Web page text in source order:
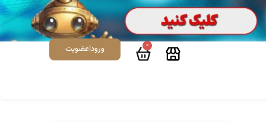
0 ورود|عضویت